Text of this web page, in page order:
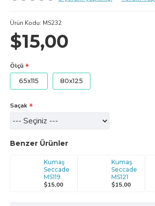
$15,00
Ürün Kodu: MS232
Ölçü
65x115
80x125
Saçak
Benzer Ürünler
Kumaş
Seccade
MS119
$15,00
Kumaş
Seccade
MS121
$15,00